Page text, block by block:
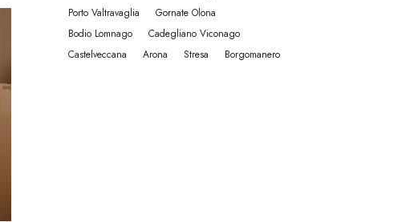
Porto Valtravaglia
Gornate Olona
Bodio Lomnago
Cadegliano Viconago
Castelveccana
Arona Stresa Borgomanero